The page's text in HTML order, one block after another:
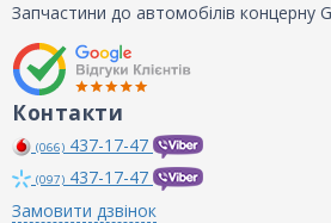
Запчастини до автомобілів концерну
Контакти
(066) 437-17-47
(097) 437-17-47
Замовити дзвінок